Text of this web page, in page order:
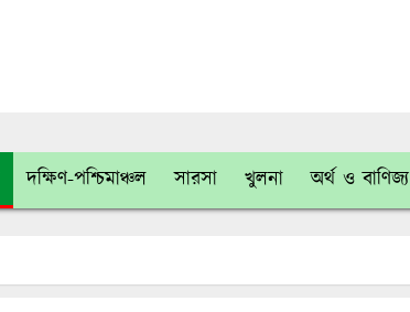
দক্ষিণ-পশ্চিমাঞ্চল সারসা খুলনা অর্থ ও বাণিজ্য